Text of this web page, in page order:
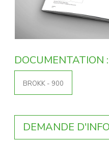
DOCUMENTATION :
BROKK - 900
DEMANDE